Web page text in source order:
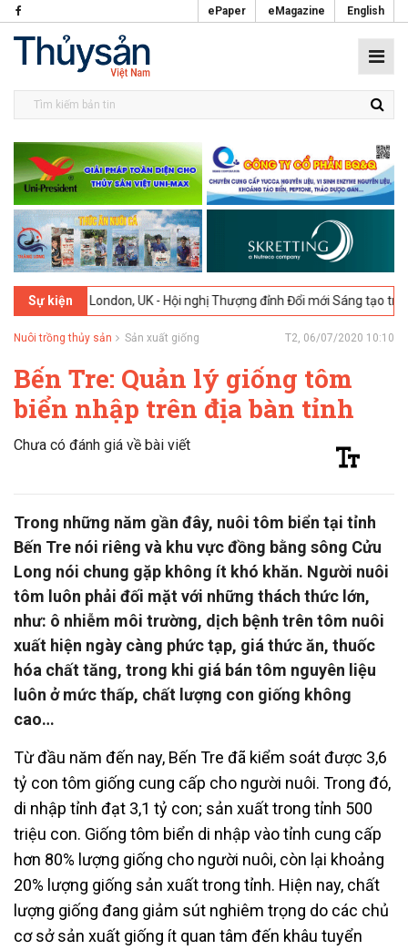
ePaper eMagazine English
Sự kiện
London, UK - Hội nghị Thượng đỉnh Đổi mới Sáng tạo trong
Nuôi trồng thủy sản Sản xuất giống T2, 06/07/2020 10:10
Bến Tre: Quản lý giống tôm
biển nhập trên địa bàn tỉnh
Chưa có đánh giá về bài viết
Trong những năm gần đây, nuôi tôm biển tại tỉnh
Bến Tre nói riêng và khu vực đồng bằng sông Cửu
Long nói chung gặp không ít khó khăn. Người nuôi
tôm luôn phải đối mặt với những thách thức lớn,
như: ô nhiễm môi trường, dịch bệnh trên tôm nuôi
xuất hiện ngày càng phức tạp, giá thức ăn, thuốc
hóa chất tăng, trong khi giá bán tôm nguyên liệu
luôn ở mức thấp, chất lượng con giống không
cao…
Từ đầu năm đến nay, Bến Tre đã kiểm soát được 3,6
tỷ con tôm giống cung cấp cho người nuôi. Trong đó,
di nhập tỉnh đạt 3,1 tỷ con; sản xuất trong tỉnh 500
triệu con. Giống tôm biển di nhập vào tỉnh cung cấp
hơn 80% lượng giống cho người nuôi, còn lại khoảng
20% lượng giống sản xuất trong tỉnh. Hiện nay, chất
lượng giống đang giảm sút nghiêm trọng do các chủ
cơ sở sản xuất giống ít quan tâm đến khâu tuyển